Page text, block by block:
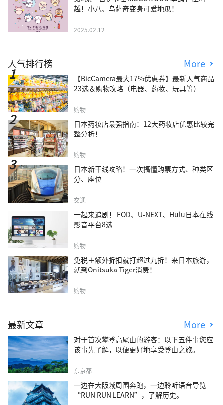
越！小八、乌萨奇变身可爱地瓜！
2025.02.12
人气排行榜 More
【BicCamera最大17%优惠券】最新人气商品
23选＆购物攻略（电器、药妆、玩具等）
购物
日本药妆店最强指南：12大药妆店优惠比较完
整分析！
购物
日本新干线攻略！一次搞懂购票方式、种类区
分、座位
交通
一起来追剧！ FOD、U-NEXT、Hulu日本在线
影音平台8选
购物
免税＋额外折扣就打超过九折！来日本旅游，
就到Onitsuka Tiger消费！
购物
最新文章 More
对于首次攀登高尾山的游客：以下五件事您应
该事先了解，以便更好地享受登山之旅。
东京都
一边在大阪城周围奔跑，一边聆听语音导览
“RUN RUN LEARN”，了解历史。